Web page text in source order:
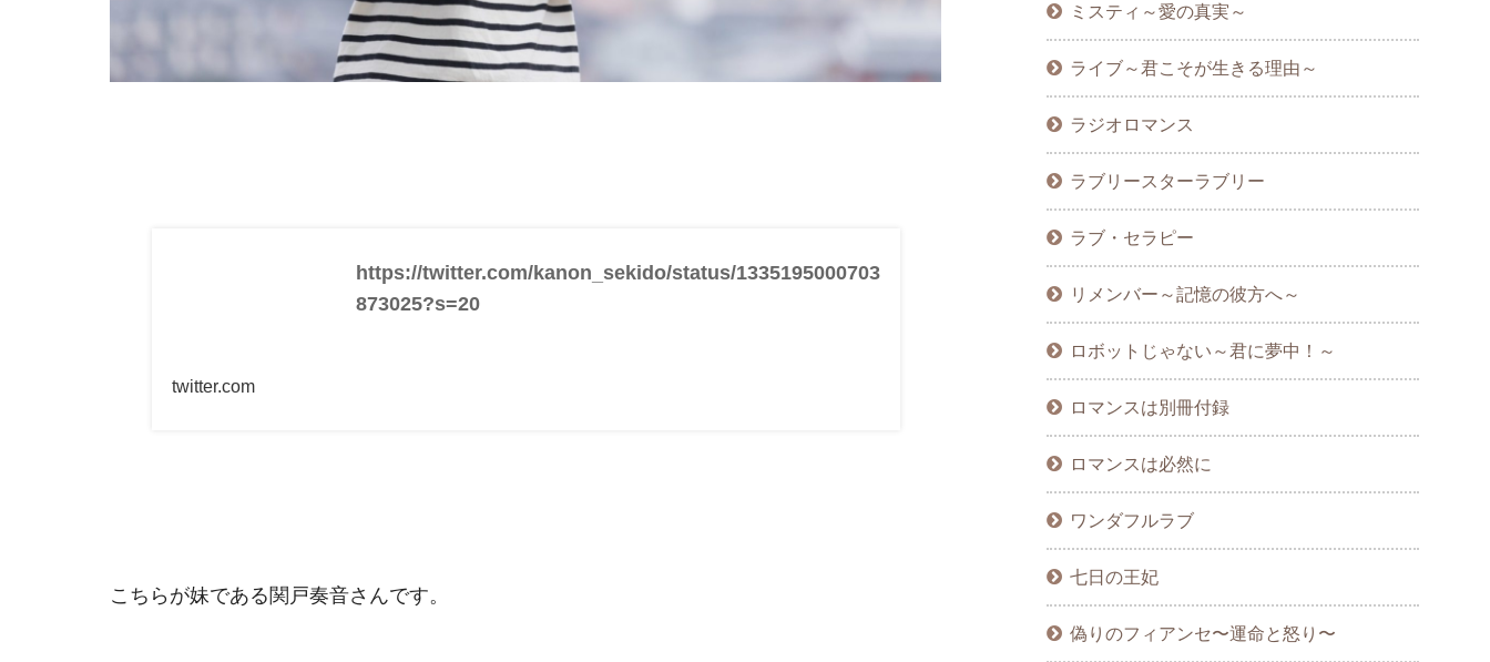
https://twitter.com/kanon_sekido/status/1335195000703
873025?s=20
twitter.com
こちらが妹である関戸奏音さんです。
ミスティ～愛の真実～
ライブ～君こそが生きる理由～
ラジオロマンス
ラブリースターラブリー
ラブ・セラピー
リメンバー～記憶の彼方へ～
ロボットじゃない～君に夢中！～
ロマンスは別冊付録
ロマンスは必然に
ワンダフルラブ
七日の王妃
偽りのフィアンセ〜運命と怒り〜